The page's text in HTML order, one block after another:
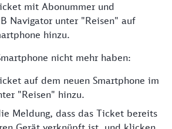
mit Abonummer und
Navigator unter "Reisen" auf
hinzu.
nicht mehr haben:
auf dem neuen Smartphone im
"Reisen" hinzu.
Meldung, dass das Ticket bereits